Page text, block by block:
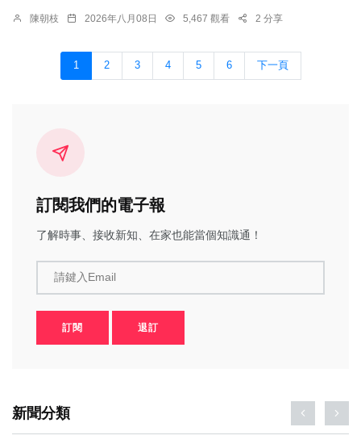
陳朝枝 2026年八月08日 5,467 觀看 2 分享
1 2 3 4 5 6 下一頁
訂閱我們的電子報
了解時事、接收新知、在家也能當個知識通！
請鍵入Email
訂閱 退訂
新聞分類